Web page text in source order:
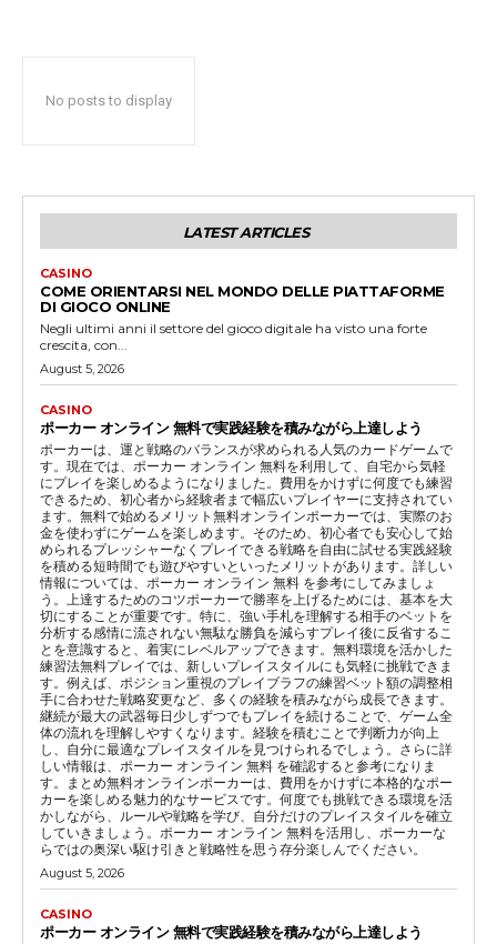
No posts to display
LATEST ARTICLES
CASINO
COME ORIENTARSI NEL MONDO DELLE PIATTAFORME
DI GIOCO ONLINE
Negli ultimi anni il settore del gioco digitale ha visto una forte
crescita, con...
August 5, 2026
CASINO
ポーカー オンライン 無料で実践経験を積みながら上達しよう
ポーカーは、運と戦略のバランスが求められる人気のカードゲームで
す。現在では、ポーカー オンライン 無料を利用して、自宅から気軽
にプレイを楽しめるようになりました。費用をかけずに何度でも練習
できるため、初心者から経験者まで幅広いプレイヤーに支持されてい
ます。無料で始めるメリット無料オンラインポーカーでは、実際のお
金を使わずにゲームを楽しめます。そのため、初心者でも安心して始
められるプレッシャーなくプレイできる戦略を自由に試せる実践経験
を積める短時間でも遊びやすいといったメリットがあります。詳しい
情報については、ポーカー オンライン 無料 を参考にしてみましょ
う。上達するためのコツポーカーで勝率を上げるためには、基本を大
切にすることが重要です。特に、強い手札を理解する相手のベットを
分析する感情に流されない無駄な勝負を減らすプレイ後に反省するこ
とを意識すると、着実にレベルアップできます。無料環境を活かした
練習法無料プレイでは、新しいプレイスタイルにも気軽に挑戦できま
す。例えば、ポジション重視のプレイブラフの練習ベット額の調整相
手に合わせた戦略変更など、多くの経験を積みながら成長できます。
継続が最大の武器毎日少しずつでもプレイを続けることで、ゲーム全
体の流れを理解しやすくなります。経験を積むことで判断力が向上
し、自分に最適なプレイスタイルを見つけられるでしょう。さらに詳
しい情報は、ポーカー オンライン 無料 を確認すると参考になりま
す。まとめ無料オンラインポーカーは、費用をかけずに本格的なポー
カーを楽しめる魅力的なサービスです。何度でも挑戦できる環境を活
かしながら、ルールや戦略を学び、自分だけのプレイスタイルを確立
していきましょう。ポーカー オンライン 無料を活用し、ポーカーな
らではの奥深い駆け引きと戦略性を思う存分楽しんでください。
August 5, 2026
CASINO
ポーカー オンライン 無料で実践経験を積みながら上達しよう